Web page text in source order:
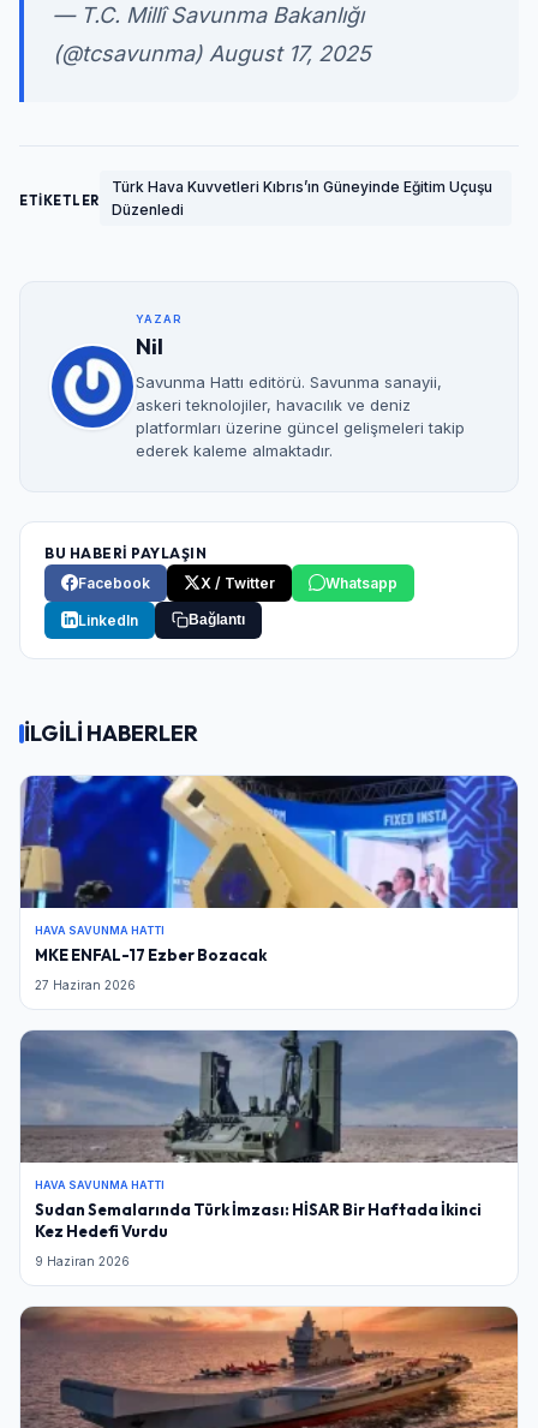
— T.C. Millî Savunma Bakanlığı
(@tcsavunma) August 17, 2025
ETİKETLER
Türk Hava Kuvvetleri Kıbrıs’ın Güneyinde Eğitim Uçuşu
Düzenledi
YAZAR
Nil
Savunma Hattı editörü. Savunma sanayii,
askeri teknolojiler, havacılık ve deniz
platformları üzerine güncel gelişmeleri takip
ederek kaleme almaktadır.
BU HABERİ PAYLAŞIN
Facebook
X / Twitter Whatsapp
LinkedIn Bağlantı
İLGİLİ HABERLER
HAVA SAVUNMA HATTI
MKE ENFAL-17 Ezber Bozacak
27 Haziran 2026
HAVA SAVUNMA HATTI
Sudan Semalarında Türk İmzası: HİSAR Bir Haftada İkinci
Kez Hedefi Vurdu
9 Haziran 2026
Giriş Yap
Kullanıcı Adı veya E-posta